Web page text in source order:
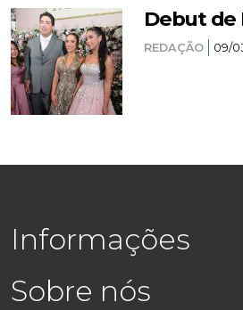
Debut de
REDAÇÃO 09/
Informações
Sobre nós